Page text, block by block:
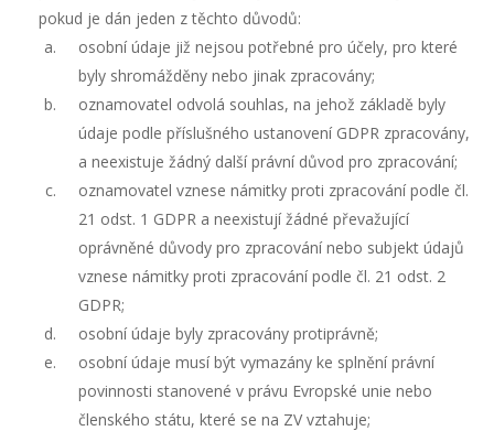
pokud je dán jeden z těchto důvodů:
osobní údaje již nejsou potřebné pro účely, pro které
byly shromážděny nebo jinak zpracovány;
oznamovatel odvolá souhlas, na jehož základě byly
údaje podle příslušného ustanovení GDPR zpracovány,
a neexistuje žádný další právní důvod pro zpracování;
oznamovatel vznese námitky proti zpracování podle čl.
21 odst. 1 GDPR a neexistují žádné převažující
oprávněné důvody pro zpracování nebo subjekt údajů
vznese námitky proti zpracování podle čl. 21 odst. 2
GDPR;
osobní údaje byly zpracovány protiprávně;
osobní údaje musí být vymazány ke splnění právní
povinnosti stanovené v právu Evropské unie nebo
členského státu, které se na ZV vztahuje;